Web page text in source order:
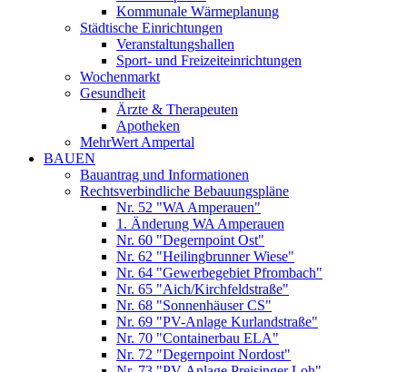
Kommunale Wärmeplanung
Städtische Einrichtungen
Veranstaltungshallen
Sport- und Freizeiteinrichtungen
Wochenmarkt
Gesundheit
Ärzte & Therapeuten
Apotheken
MehrWert Ampertal
BAUEN
Bauantrag und Informationen
Rechtsverbindliche Bebauungspläne
Nr. 52 "WA Amperauen"
1. Änderung WA Amperauen
Nr. 60 "Degernpoint Ost"
Nr. 62 "Heilingbrunner Wiese"
Nr. 64 "Gewerbegebiet Pfrombach"
Nr. 65 "Aich/Kirchfeldstraße"
Nr. 68 "Sonnenhäuser CS"
Nr. 69 "PV-Anlage Kurlandstraße"
Nr. 70 "Containerbau ELA"
Nr. 72 "Degernpoint Nordost"